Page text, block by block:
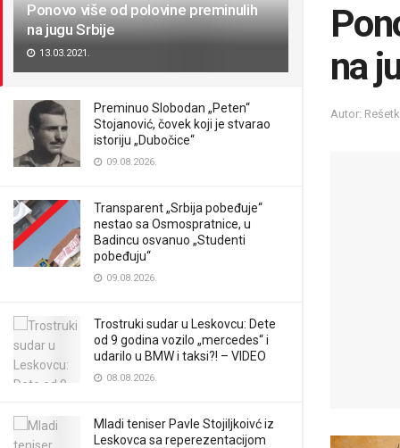
Ponovo više od polovine preminulih
na jugu Srbije
13.03.2021.
Preminuo Slobodan „Peten“
Stojanović, čovek koji je stvarao
istoriju „Dubočice“
09.08.2026.
Transparent „Srbija pobeđuje“
nestao sa Osmospratnice, u
Badincu osvanuo „Studenti
pobeđuju“
09.08.2026.
Trostruki sudar u Leskovcu: Dete
od 9 godina vozilo „mercedes“ i
udarilo u BMW i taksi?! – VIDEO
08.08.2026.
Mladi teniser Pavle Stojiljkoivć iz
Leskovca sa reperezentacijom
na
Autor: